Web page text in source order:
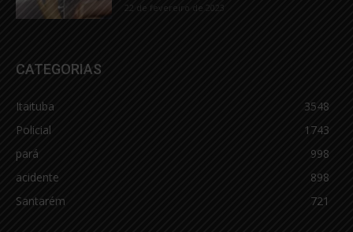
22 de fevereiro de 2023
CATEGORIAS
Itaituba
3548
Policial
1743
pará
998
acidente
898
Santarém
721